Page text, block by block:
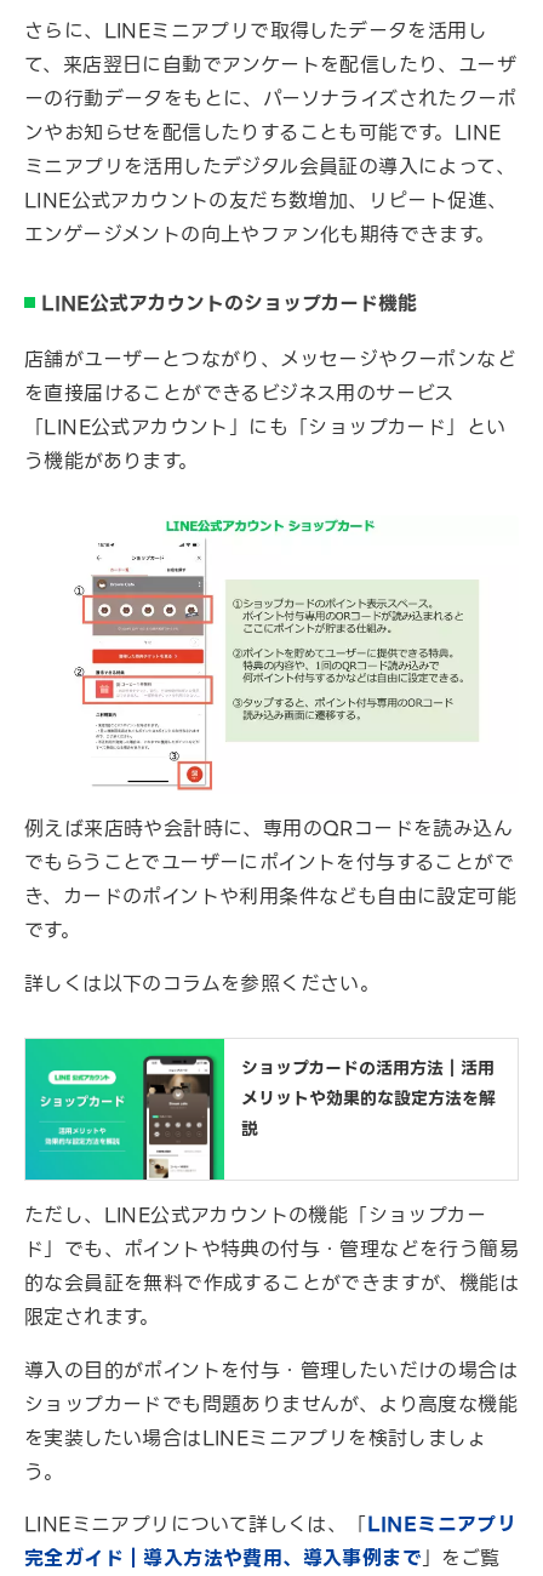
さらに、LINEミニアプリで取得したデータを活用し
て、来店翌日に自動でアンケートを配信したり、ユーザ
ーの行動データをもとに、パーソナライズされたクーポ
ンやお知らせを配信したりすることも可能です。LINE
ミニアプリを活用したデジタル会員証の導入によって、
LINE公式アカウントの友だち数増加、リピート促進、
エンゲージメントの向上やファン化も期待できます。
LINE公式アカウントのショップカード機能
店舗がユーザーとつながり、メッセージやクーポンなど
を直接届けることができるビジネス用のサービス
「LINE公式アカウント」にも「ショップカード」とい
う機能があります。
例えば来店時や会計時に、専用のQRコードを読み込ん
でもらうことでユーザーにポイントを付与することがで
き、カードのポイントや利用条件なども自由に設定可能
です。
詳しくは以下のコラムを参照ください。
ショップカードの活用方法｜活用
メリットや効果的な設定方法を解
説
ただし、LINE公式アカウントの機能「ショップカー
ド」でも、ポイントや特典の付与・管理などを行う簡易
的な会員証を無料で作成することができますが、機能は
限定されます。
導入の目的がポイントを付与・管理したいだけの場合は
ショップカードでも問題ありませんが、より高度な機能
を実装したい場合はLINEミニアプリを検討しましょ
う。
LINEミニアプリについて詳しくは、「LINEミニアプリ
完全ガイド｜導入方法や費用、導入事例まで」をご覧